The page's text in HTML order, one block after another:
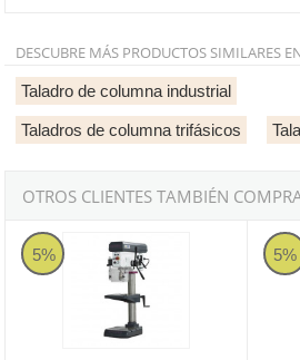
DESCUBRE MÁS PRODUCTOS SIMILARES
Taladro de columna industrial
Taladros de columna trifásicos
OTROS CLIENTES TAMBIÉN
5%
Optimum DH 24 FT
5%